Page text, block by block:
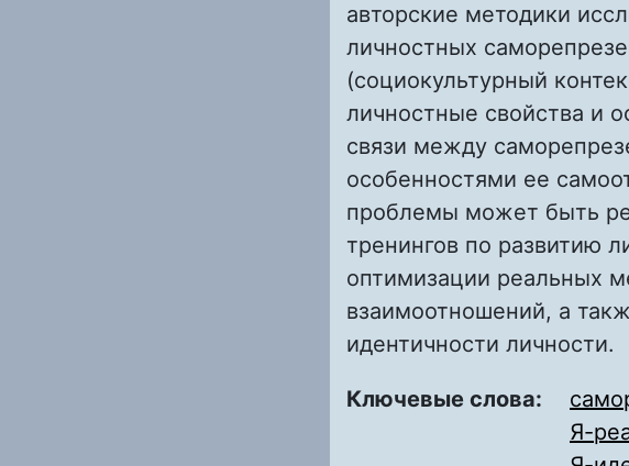
авторские методики
личностных
(социокультурный
личностные свойства и
связи между
особенностями ее
проблемы может быть
тренингов по развитию
оптимизации реальных
взаимоотношений, а
идентичности личности.
Ключевые слова:
Я-